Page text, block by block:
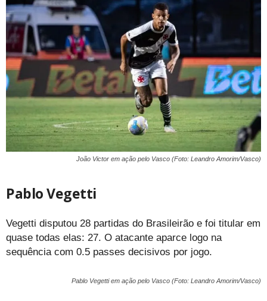
João Victor em ação pelo Vasco (Foto: Leandro Amorim/Vasco)
Pablo Vegetti
Vegetti disputou 28 partidas do Brasileirão e foi titular em
quase todas elas: 27. O atacante aparce logo na
sequência com 0.5 passes decisivos por jogo.
Pablo Vegetti em ação pelo Vasco (Foto: Leandro Amorim/Vasco)